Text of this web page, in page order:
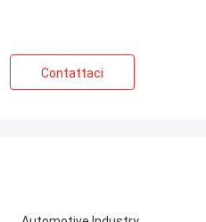
Contattaci